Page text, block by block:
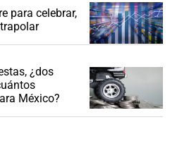
para celebrar,
¿dos
México?